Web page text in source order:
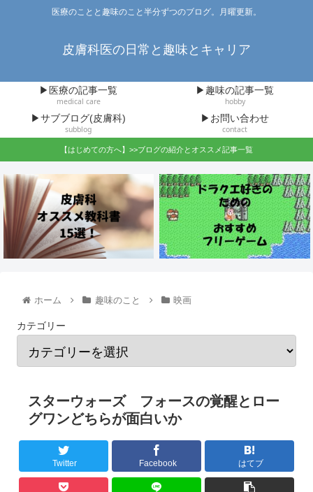
医療のことと趣味のこと半分ずつのブログ。月曜更新。
皮膚科医の日常と趣味とキャリア
▶医療の記事一覧
medical care
▶趣味の記事一覧
hobby
▶サブブログ(皮膚科)
subblog
▶お問い合わせ
contact
【はじめての方へ】>>ブログの紹介とオススメ記事一覧
ホーム 趣味のこと 映画
カテゴリー
スターウォーズ フォースの覚醒とロー
グワンどちらが面白いか
Twitter Facebook はてブ